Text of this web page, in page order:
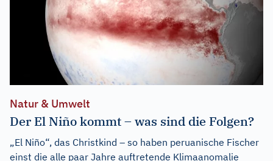
Natur & Umwelt
Der El Niño kommt – was sind die Folgen?
„El Niño“, das Christkind – so haben peruanische Fischer
einst die alle paar Jahre auftretende Klimaanomalie